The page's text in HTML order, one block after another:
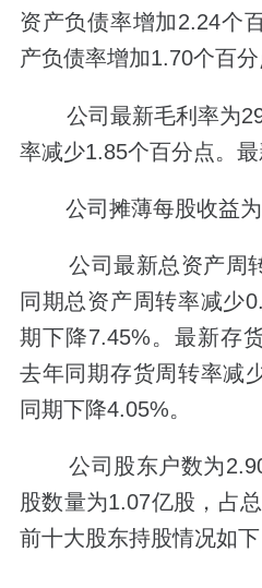
资产负债率增加2.24个
产负债率增加1.70个百分
公司最新毛利率为
率减少1.85个百分点。最
公司摊薄每股收益为
公司最新总资产周转
同期总资产周转率减少
期下降7.45%。最新存
去年同期存货周转率减
同期下降4.05%。
公司股东户数为2.90
股数量为1.07亿股，占
前十大股东持股情况如下